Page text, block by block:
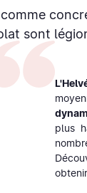
sont
plus